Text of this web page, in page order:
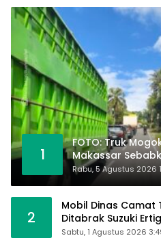
1
FOTO: Truk
Makassar
Tangan
Rabu, 5 Agustus 2026
2
Mobil Dinas Camat
Ditabrak Suzuki
Alhamdulillah Saya
Sabtu, 1 Agustus 2026